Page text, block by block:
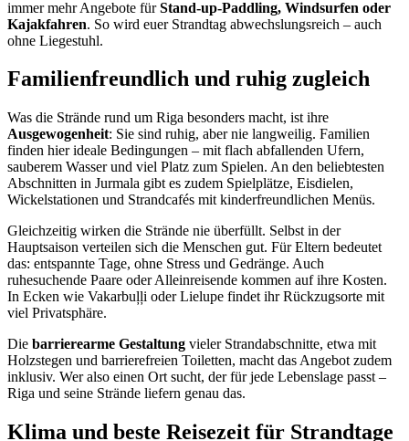
immer mehr Angebote fürStand-up-Paddling, Windsurfen oder
Kajakfahren. So wird euer Strandtag abwechslungsreich – auch
ohne Liegestuhl.
Familienfreundlich und ruhig zugleich
Was die Strände rund um Riga besonders macht, ist ihre
Ausgewogenheit: Sie sind ruhig, aber nie langweilig. Familien
finden hier ideale Bedingungen – mit flach abfallenden Ufern,
sauberem Wasser und viel Platz zum Spielen. An den beliebtesten
Abschnitten in Jurmala gibt es zudem Spielplätze, Eisdielen,
Wickelstationen und Strandcafés mit kinderfreundlichen Menüs.
Gleichzeitig wirken die Strände nie überfüllt. Selbst in der
Hauptsaison verteilen sich die Menschen gut. Für Eltern bedeutet
das: entspannte Tage, ohne Stress und Gedränge. Auch
ruhesuchende Paare oder Alleinreisende kommen auf ihre Kosten.
In Ecken wie Vakarbuļļi oder Lielupe findet ihr Rückzugsorte mit
viel Privatsphäre.
Die barrierearme Gestaltung vieler Strandabschnitte, etwa mit
Holzstegen und barrierefreien Toiletten, macht das Angebot zudem
inklusiv. Wer also einen Ort sucht, der für jede Lebenslage passt –
Riga und seine Strände liefern genau das.
Klima und beste Reisezeit für Strandtage